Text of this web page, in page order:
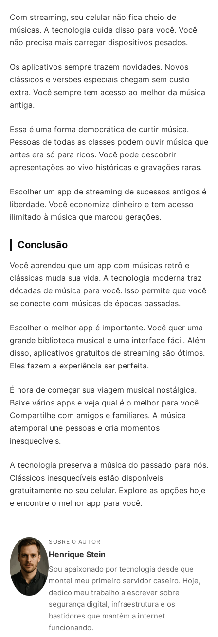
Com streaming, seu celular não fica cheio de
músicas. A tecnologia cuida disso para você. Você
não precisa mais carregar dispositivos pesados.
Os aplicativos sempre trazem novidades. Novos
clássicos e versões especiais chegam sem custo
extra. Você sempre tem acesso ao melhor da música
antiga.
Essa é uma forma democrática de curtir música.
Pessoas de todas as classes podem ouvir música que
antes era só para ricos. Você pode descobrir
apresentações ao vivo históricas e gravações raras.
Escolher um app de streaming de sucessos antigos é
liberdade. Você economiza dinheiro e tem acesso
ilimitado à música que marcou gerações.
Conclusão
Você aprendeu que um app com músicas retrô e
clássicas muda sua vida. A tecnologia moderna traz
décadas de música para você. Isso permite que você
se conecte com músicas de épocas passadas.
Escolher o melhor app é importante. Você quer uma
grande biblioteca musical e uma interface fácil. Além
disso, aplicativos gratuitos de streaming são ótimos.
Eles fazem a experiência ser perfeita.
É hora de começar sua viagem musical nostálgica.
Baixe vários apps e veja qual é o melhor para você.
Compartilhe com amigos e familiares. A música
atemporal une pessoas e cria momentos
inesquecíveis.
A tecnologia preserva a música do passado para nós.
Clássicos inesquecíveis estão disponíveis
gratuitamente no seu celular. Explore as opções hoje
e encontre o melhor app para você.
SOBRE O AUTOR
Henrique Stein
Sou apaixonado por tecnologia desde que
montei meu primeiro servidor caseiro. Hoje,
dedico meu trabalho a escrever sobre
segurança digital, infraestrutura e os
bastidores que mantêm a internet
funcionando.